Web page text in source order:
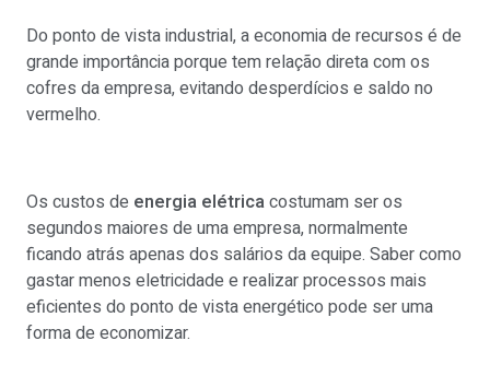
Do ponto de vista industrial, a economia de recursos é de
grande importância porque tem relação direta com os
cofres da empresa, evitando desperdícios e saldo no
vermelho.
Os custos de energia elétricacostumam ser os
segundos maiores de uma empresa, normalmente
ficando atrás apenas dos salários da equipe. Saber como
gastar menos eletricidade e realizar processos mais
eficientes do ponto de vista energético pode ser uma
forma de economizar.